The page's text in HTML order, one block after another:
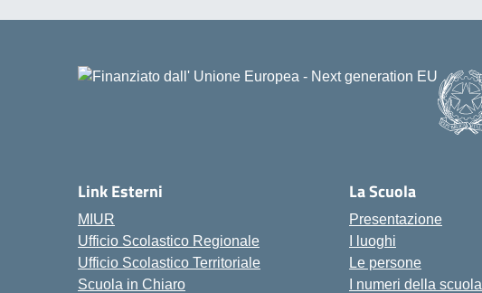
Link Esterni
MIUR
Ufficio Scolastico Regionale
Ufficio Scolastico Territoriale
Scuola in Chiaro
La Scuola
Presentazione
I luoghi
Le persone
I numeri della scuola